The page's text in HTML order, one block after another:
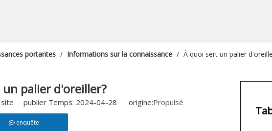
portantes / Informations sur la connaissance / À quoi sert un palier
palier d'oreiller?
site publier Temps: 2024-04-28 origine:Propulsé
enquête